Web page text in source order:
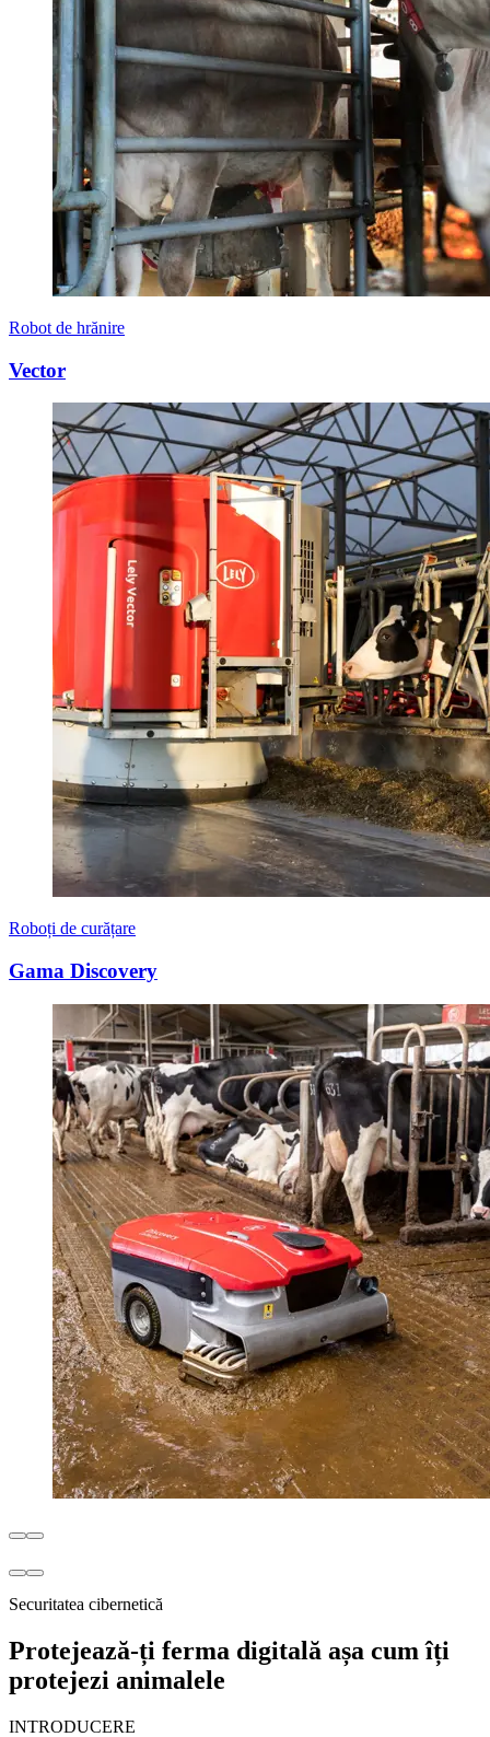
Robot de hrănire
Vector
Roboți de curățare
Gama Discovery
Securitatea cibernetică
Protejează-ți ferma digitală așa cum îți
protejezi animalele
INTRODUCERE